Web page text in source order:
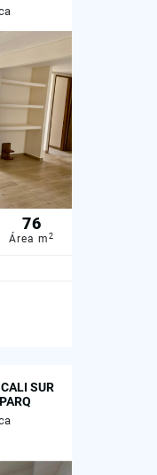
76
Área m 2
SUR